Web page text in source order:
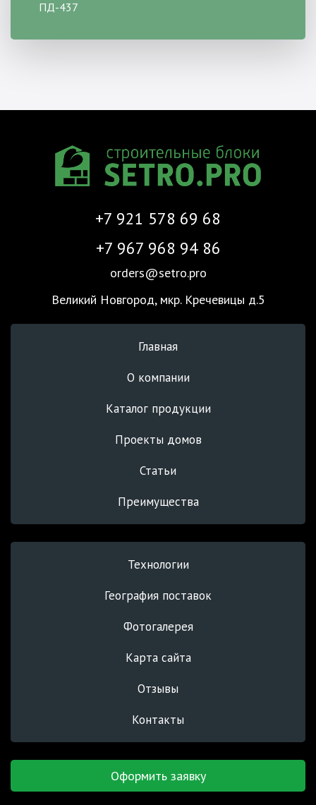
ПД-437
+7 921 578 69 68
+7 967 968 94 86
orders@setro.pro
Великий Новгород, мкр. Кречевицы д.5
Главная
О компании
Каталог продукции
Проекты домов
Статьи
Преимущества
Технологии
География поставок
Фотогалерея
Карта сайта
Отзывы
Контакты
Оформить заявку